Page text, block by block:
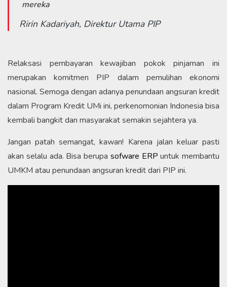
mereka
Ririn Kadariyah, Direktur Utama PIP
Relaksasi pembayaran kewajiban pokok pinjaman ini
merupakan komitmen PIP dalam pemulihan ekonomi
nasional. Semoga dengan adanya penundaan angsuran kredit
dalam Program Kredit UMi ini, perkenomonian Indonesia bisa
kembali bangkit dan masyarakat semakin sejahtera ya.
Jangan patah semangat, kawan! Karena jalan keluar pasti
akan selalu ada. Bisa berupa sofware ERP untuk membantu
UMKM atau penundaan angsuran kredit dari PIP ini.